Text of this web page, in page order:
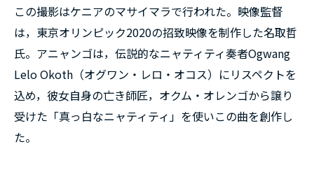
この撮影はケニアのマサイマラで行われた。映像監督
は，東京オリンピック2020の招致映像を制作した名取哲
氏。アニャンゴは，伝説的なニャティティ奏者Ogwang
Lelo Okoth（オグワン・レロ・オコス）にリスペクトを
込め，彼女自身の亡き師匠，オクム・オレンゴから譲り
受けた「真っ白なニャティティ」を使いこの曲を創作し
た。